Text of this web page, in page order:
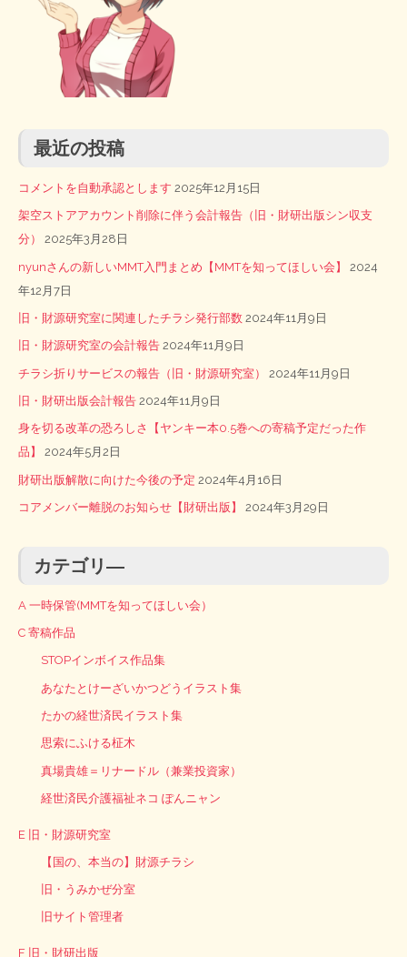
最近の投稿
コメントを自動承認とします 2025年12月15日
架空ストアアカウント削除に伴う会計報告（旧・財研出版シン収支
分）
2025年3月28日
nyunさんの新しいMMT入門まとめ【MMTを知ってほしい会】
2024
年12月7日
旧・財源研究室に関連したチラシ発行部数 2024年11月9日
旧・財源研究室の会計報告 2024年11月9日
チラシ折りサービスの報告（旧・財源研究室） 2024年11月9日
旧・財研出版会計報告 2024年11月9日
身を切る改革の恐ろしさ【ヤンキー本0.5巻への寄稿予定だった作
品】
2024年5月2日
財研出版解散に向けた今後の予定 2024年4月16日
コアメンバー離脱のお知らせ【財研出版】 2024年3月29日
カテゴリ―
A 一時保管(MMTを知ってほしい会）
C 寄稿作品
STOPインボイス作品集
あなたとけーざいかつどうイラスト集
たかの経世済民イラスト集
思索にふける柾木
真場貴雄＝リナードル（兼業投資家）
経世済民介護福祉ネコ ぽんニャン
E 旧・財源研究室
【国の、本当の】財源チラシ
旧・うみかぜ分室
旧サイト管理者
F 旧・財研出版